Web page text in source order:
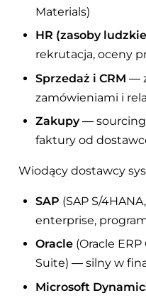
Materials)
HR (zasoby
rekrutacja, oceny
Sprzedaż i CRM —
zamówieniami i
Zakupy—
faktury od
Wiodący dostawcy
SAP (SAP S/
enterprise,
Oracle (Oracle
Suite) — silny w
Microsoft